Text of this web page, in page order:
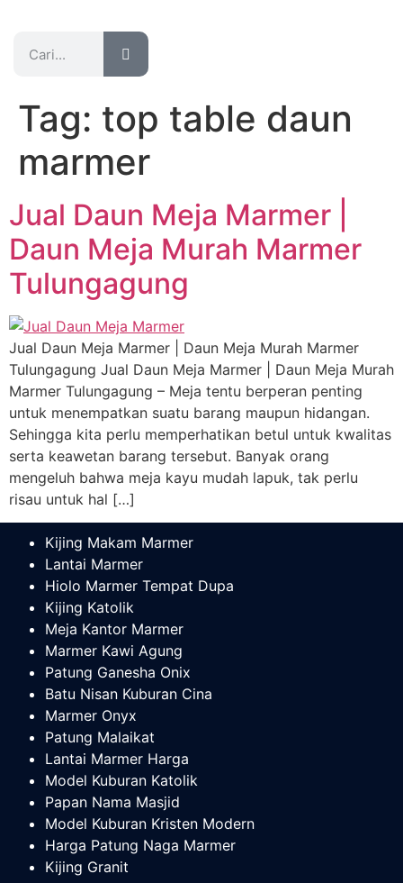
Tag: top table daun
marmer
Jual Daun Meja Marmer |
Daun Meja Murah Marmer
Tulungagung
Jual Daun Meja Marmer | Daun Meja Murah Marmer
Tulungagung Jual Daun Meja Marmer | Daun Meja Murah
Marmer Tulungagung – Meja tentu berperan penting
untuk menempatkan suatu barang maupun hidangan.
Sehingga kita perlu memperhatikan betul untuk kwalitas
serta keawetan barang tersebut. Banyak orang
mengeluh bahwa meja kayu mudah lapuk, tak perlu
risau untuk hal […]
Kijing Makam Marmer
Lantai Marmer
Hiolo Marmer Tempat Dupa
Kijing Katolik
Meja Kantor Marmer
Marmer Kawi Agung
Patung Ganesha Onix
Batu Nisan Kuburan Cina
Marmer Onyx
Patung Malaikat
Lantai Marmer Harga
Model Kuburan Katolik
Papan Nama Masjid
Model Kuburan Kristen Modern
Harga Patung Naga Marmer
Kijing Granit